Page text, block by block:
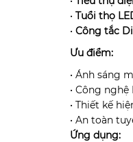
• Tuổi thọ
• Công tắc
Ưu điểm:
• Ánh sáng
• Công
• Thiết kế
• An toàn
Ứng dụng: